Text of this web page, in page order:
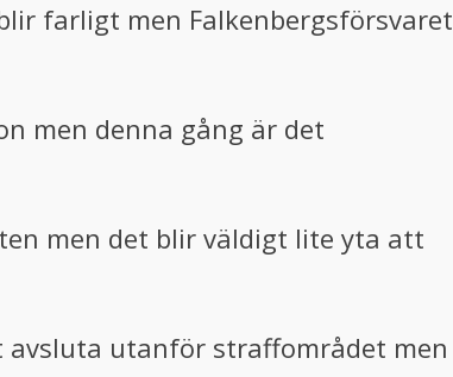
farligt men Falkenbergsförsvaret
men denna gång är det
men det blir väldigt lite yta att
avsluta utanför straffområdet men